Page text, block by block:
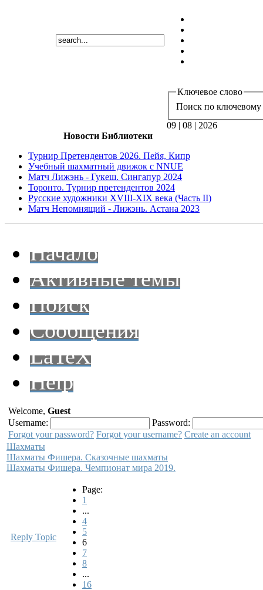
Ключевое слово
Поиск по ключевому
09 | 08 | 2026
Новости Библиотеки
Турнир Претендентов 2026. Пейя, Кипр
Учебный шахматный движок с NNUE
Матч Лижэнь - Гукеш. Сингапур 2024
Торонто. Турнир претендентов 2024
Русские художники XVIII-XIX века (Часть II)
Матч Непомнящий - Лижэнь. Астана 2023
Начало
Активные темы
Поиск
Сообщения
LaTeX
Help
Welcome, Guest
Username:
Password:
Forgot your password? Forgot your username? Create an account
Шахматы
Шахматы Фишера. Сказочные шахматы
Шахматы Фишера. Чемпионат мира 2019.
Reply Topic
Page:
1
...
4
5
6
7
8
...
16